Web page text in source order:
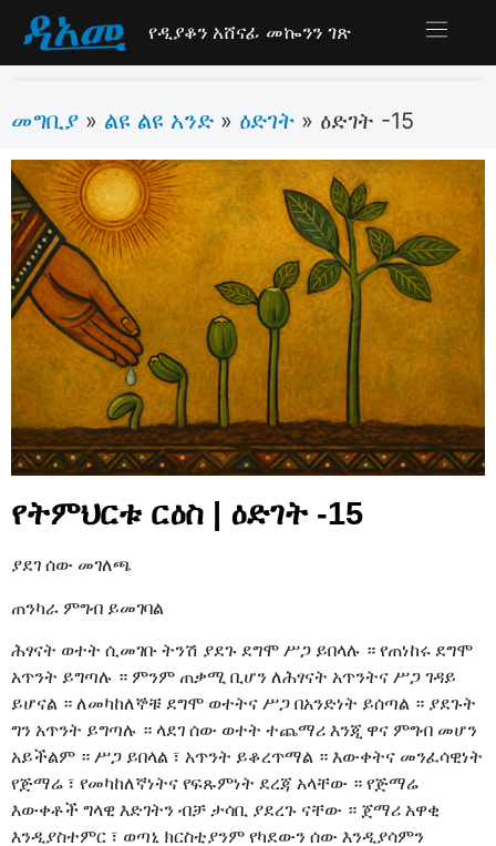
የዲያቆን አሸናፊ መኰንን ገጽ
መግቢያ » ልዩ ልዩ አንድ » ዕድገት » ዕድገት -15
የትምህርቱ ርዕስ | ዕድገት -15
ያደገ ሰው መገለጫ
ጠንካራ ምግብ ይመገባል
ሕፃናት ወተት ሲመገቡ ትንሽ ያደጉ ደግሞ ሥጋ ይበላሉ ። የጠነከሩ ደግሞ
አጥንት ይግጣሉ ። ምንም ጠቃሚ ቢሆን ለሕፃናት አጥንትና ሥጋ ገዳይ
ይሆናል ። ለመካከለኞቹ ደግሞ ወተትና ሥጋ በአንድነት ይሰጣል ። ያደጉት
ግን አጥንት ይግጣሉ ። ላደገ ሰው ወተት ተጨማሪ እንጂ ዋና ምግብ መሆን
አይችልም ። ሥጋ ይበላል ፣ አጥንት ይቆረጥማል ። እውቀትና መንፈሳዊነት
የጅማሬ ፣ የመካከለኛነትና የፍጹምነት ደረጃ አላቸው ። የጅማሬ
እውቀቶች ግላዊ እድገትን ብቻ ታሳቢ ያደረጉ ናቸው ። ጀማሪ አዋቂ
እንዲያስተምር ፣ ወጣኒ ክርስቲያንም የካደውን ሰው እንዲያሳምን